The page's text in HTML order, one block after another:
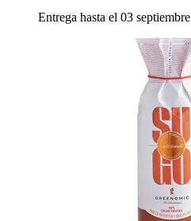
Entrega hasta el 03 septiembre